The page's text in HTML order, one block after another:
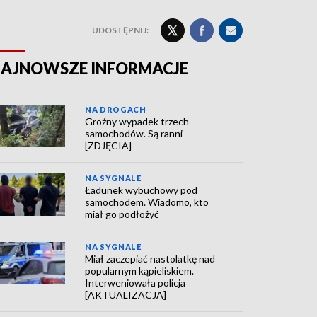
UDOSTĘPNIJ:
INFORMACJE
NA DROGACH
Groźny wypadek trzech
samochodów. Są ranni
[ZDJĘCIA]
NA SYGNALE
Ładunek wybuchowy pod
samochodem. Wiadomo, kto
miał go podłożyć
NA SYGNALE
Miał zaczepiać nastolatkę nad
popularnym kąpieliskiem.
Interweniowała policja
[AKTUALIZACJA]